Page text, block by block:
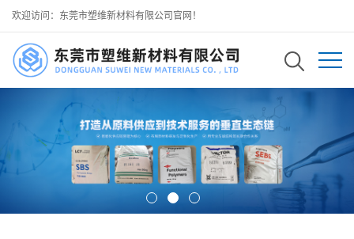
欢迎访问：东莞市塑维新材料有限公司官网！